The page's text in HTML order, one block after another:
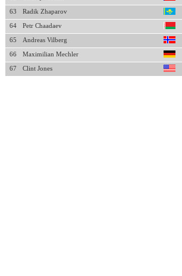
63 Radik Zhaparov
64 Petr Chaadaev
65 Andreas Vilberg
66 Maximilian Mechler
67 Clint Jones